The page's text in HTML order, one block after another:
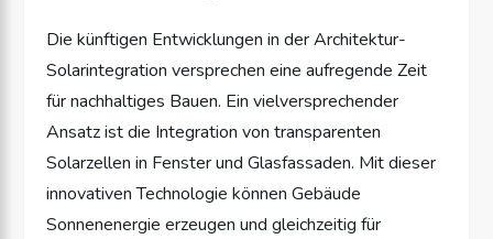
Die künftigen Entwicklungen in der Architektur-
Solarintegration versprechen eine aufregende Zeit
für nachhaltiges Bauen. Ein vielversprechender
Ansatz ist die Integration von transparenten
Solarzellen in Fenster und Glasfassaden. Mit dieser
innovativen Technologie können Gebäude
Sonnenenergie erzeugen und gleichzeitig für